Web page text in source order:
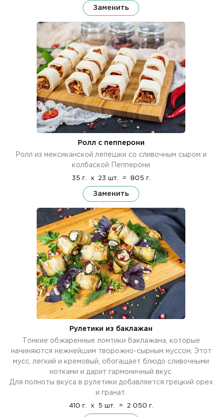
Заменить
Ролл с пепперони
Ролл из мексиканской лепешки со сливочным сыром и
колбаской Пепперони
35 г. x 23 шт. = 805 г.
Заменить
Рулетики из баклажан
Тонкие обжаренные ломтики баклажана, которые
начиняются нежнейшим творожно-сырным муссом, Этот
мусс, легкий и кремовый, обогащает блюдо сливочными
нотками и дарит гармоничный вкус.
Для полноты вкуса в рулетики добавляется грецкий орех
и гранат.
410 г. x 5 шт. = 2 050 г.